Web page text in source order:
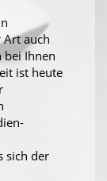
Art auch
bei Ihnen
ist heute
sich der